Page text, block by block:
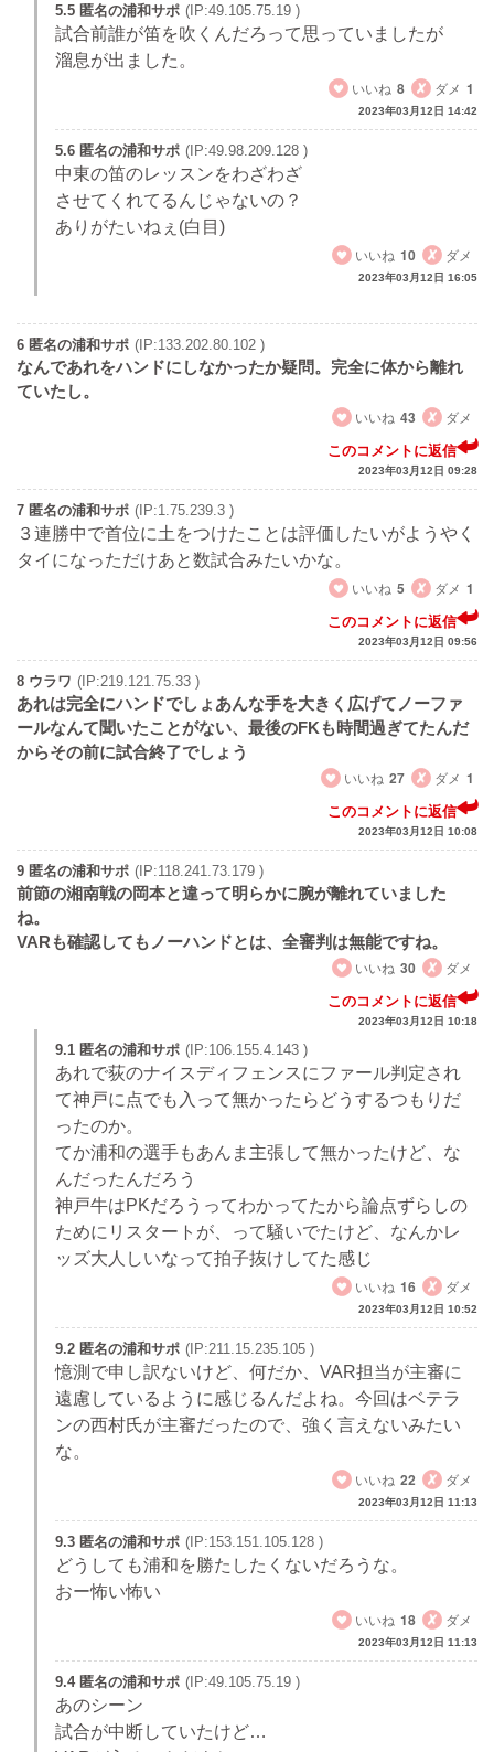
5.5 匿名の浦和サポ (IP:49.105.75.19 )
試合前誰が笛を吹くんだろって思っていましたが
溜息が出ました。
いいね 8 ダメ 1
2023年03月12日 14:42
5.6 匿名の浦和サポ (IP:49.98.209.128 )
中東の笛のレッスンをわざわざ
させてくれてるんじゃないの？
ありがたいねぇ(白目)
いいね 10 ダメ
2023年03月12日 16:05
6 匿名の浦和サポ (IP:133.202.80.102 )
なんであれをハンドにしなかったか疑問。完全に体から離れ
ていたし。
いいね 43 ダメ
このコメントに返信
2023年03月12日 09:28
7 匿名の浦和サポ (IP:1.75.239.3 )
３連勝中で首位に土をつけたことは評価したいがようやく
タイになっただけあと数試合みたいかな。
いいね 5 ダメ 1
このコメントに返信
2023年03月12日 09:56
8 ウラワ (IP:219.121.75.33 )
あれは完全にハンドでしょあんな手を大きく広げてノーファ
ールなんて聞いたことがない、最後のFKも時間過ぎてたんだ
からその前に試合終了でしょう
いいね 27 ダメ 1
このコメントに返信
2023年03月12日 10:08
9 匿名の浦和サポ (IP:118.241.73.179 )
前節の湘南戦の岡本と違って明らかに腕が離れていました
ね。
VARも確認してもノーハンドとは、全審判は無能ですね。
いいね 30 ダメ
このコメントに返信
2023年03月12日 10:18
9.1 匿名の浦和サポ (IP:106.155.4.143 )
あれで荻のナイスディフェンスにファール判定され
て神戸に点でも入って無かったらどうするつもりだ
ったのか。
てか浦和の選手もあんま主張して無かったけど、な
んだったんだろう
神戸牛はPKだろうってわかってたから論点ずらしの
ためにリスタートが、って騒いでたけど、なんかレ
ッズ大人しいなって拍子抜けしてた感じ
いいね 16 ダメ
2023年03月12日 10:52
9.2 匿名の浦和サポ (IP:211.15.235.105 )
憶測で申し訳ないけど、何だか、VAR担当が主審に
遠慮しているように感じるんだよね。今回はベテラ
ンの西村氏が主審だったので、強く言えないみたい
な。
いいね 22 ダメ
2023年03月12日 11:13
9.3 匿名の浦和サポ (IP:153.151.105.128 )
どうしても浦和を勝たしたくないだろうな。
おー怖い怖い
いいね 18 ダメ
2023年03月12日 11:13
9.4 匿名の浦和サポ (IP:49.105.75.19 )
あのシーン
試合が中断していたけど…